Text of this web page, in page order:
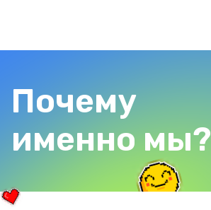
Почему
именно мы?